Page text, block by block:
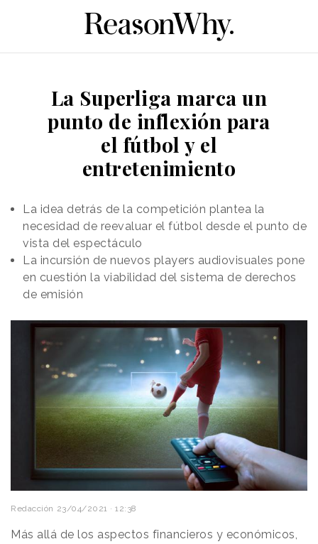
La Superliga marca un
punto de inflexión para
el fútbol y el
entretenimiento
La idea detrás de la competición plantea la
necesidad de reevaluar el fútbol desde el punto de
vista del espectáculo
La incursión de nuevos players audiovisuales pone
en cuestión la viabilidad del sistema de derechos
de emisión
Redacción 23/04/2021 · 12:38
Más allá de los aspectos financieros y económicos,